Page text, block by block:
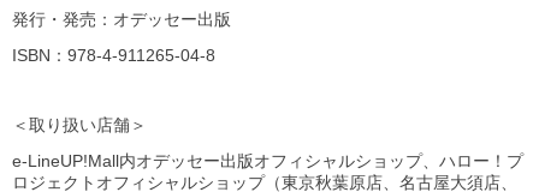
発行・発売：オデッセー出版
ISBN：978-4-911265-04-8
＜取り扱い店舗＞
e-LineUP!Mall内オデッセー出版オフィシャルショップ、ハロー！プ
ロジェクトオフィシャルショップ（東京秋葉原店、名古屋大須店、